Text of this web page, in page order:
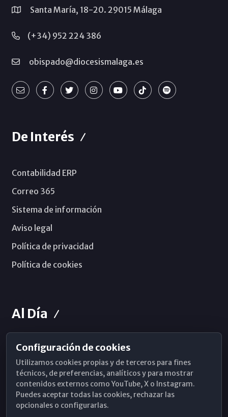
Santa María, 18-20. 29015 Málaga
(+34) 952 224 386
obispado@diocesismalaga.es
De Interés
Contabilidad ERP
Correo 365
Sistema de información
Aviso legal
Política de privacidad
Política de cookies
Al Día
Horarios de Misa
Hemeroteca
WhatsApp
Configuración de cookies
Utilizamos cookies propias y de terceros para fines
técnicos, de preferencias, analíticos y para mostrar
contenidos externos como YouTube, X o Instagram.
Puedes aceptar todas las cookies, rechazar las
opcionales o configurarlas.